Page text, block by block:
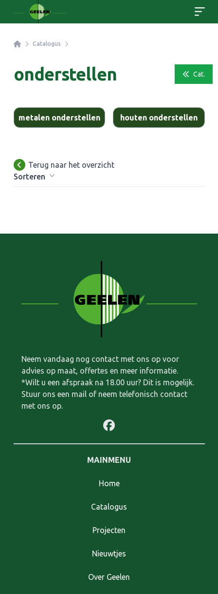
HomeCatalogus
onderstellen Cat.
metalen onderstellen houten onderstellen
Terug naar het overzicht
Sorteren
Neem vandaag nog contact met ons op voor
advies op maat, offertes en meer informatie.
*Wilt u een afspraak na 18.00 uur? Dit is mogelijk.
Stuur ons een mail of neem telefonisch contact
met ons op.
MAINMENU
Home
Catalogus
Projecten
Nieuwtjes
Over Geelen